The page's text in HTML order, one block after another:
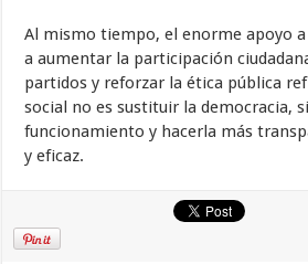
Al mismo tiempo, el enorme apoyo
a aumentar la participación
partidos y reforzar la ética pública
social no es sustituir la democracia,
funcionamiento y hacerla más
y eficaz.